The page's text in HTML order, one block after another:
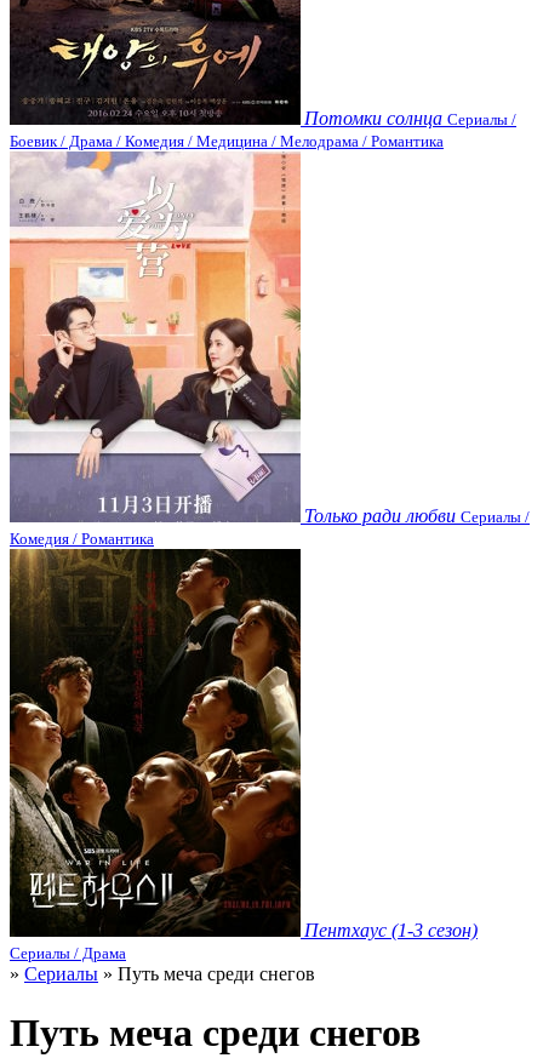
Потомки солнца Сериалы /
Боевик / Драма / Комедия / Медицина / Мелодрама / Романтика
Только ради любви Сериалы /
Комедия / Романтика
Пентхаус (1-3 сезон)
Сериалы / Драма
» Сериалы » Путь меча среди снегов
Путь меча среди снегов